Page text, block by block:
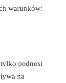
warunków:
podnosi
na